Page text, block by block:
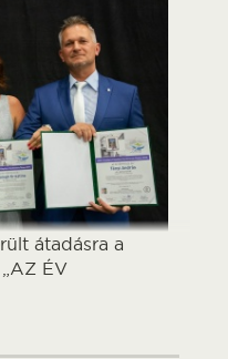
átadásra a
ÉV